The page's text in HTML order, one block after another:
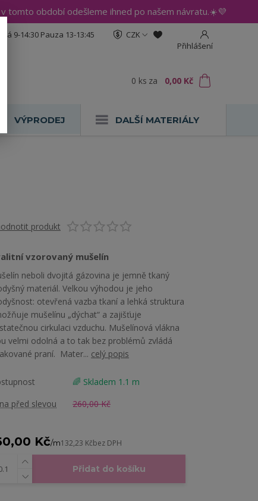
tomto období odešleme ihned po našem návratu.☀️💜
CZK
Přihlášení
Pá 9-14:30 Pauza 13-13:45
0 ks za 0,00 Kč
VÝPRODEJ DALŠÍ MATERIÁLY
produkt
vzorovaný mušelín
neboli dvojitá gázovina je jemně tkaný
materiál. Velkou výhodou je jeho
otevřená vazba tkaní a lehká struktura
mušelínu „dýchat“ a zajišťuje
cirkulaci vzduchu. Mušelínová vlákna
velmi odolná a to tak bez problémů zvládá
praní. Mater... celý popis
🌈 Skladem 1.1 m
před slevou
260,00 Kč
Kč/m132,23 Kčbez DPH
Přidat do košíku